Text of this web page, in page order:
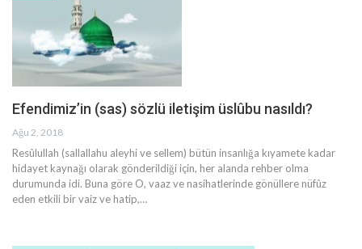
Efendimiz’in (sas) sözlü iletişim üslûbu nasıldı?
Ağu 2, 2018
Resûlullah (sallallahu aleyhi ve sellem) bütün insanlığa kıyamete kadar
hidayet kaynağı olarak gönderildiği için, her alanda rehber olma
durumunda idi. Buna göre O, vaaz ve nasihatlerinde gönüllere nüfûz
eden etkili bir vaiz ve hatip,…